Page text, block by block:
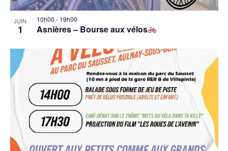
JUIN
1 Asnières – Bourse aux vélos
10h00 - 19h00